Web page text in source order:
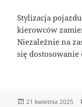
Stylizacja
kierowców
Niezależnie na
się
Data
21 kwietnia 2025